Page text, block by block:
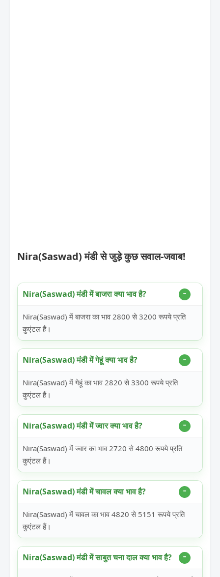
Nira(Saswad) मंडी से जुड़े कुछ सवाल-जवाब!
Nira(Saswad) मंडी में बाजरा क्या भाव है?
Nira(Saswad) में बाजरा का भाव 2800 से 3200 रूपये प्रति
कुएंटल हैं।
Nira(Saswad) मंडी में गेहूं क्या भाव है?
Nira(Saswad) में गेहूं का भाव 2820 से 3300 रूपये प्रति
कुएंटल हैं।
Nira(Saswad) मंडी में ज्वार क्या भाव है?
Nira(Saswad) में ज्वार का भाव 2720 से 4800 रूपये प्रति
कुएंटल हैं।
Nira(Saswad) मंडी में चावल क्या भाव है?
Nira(Saswad) में चावल का भाव 4820 से 5151 रूपये प्रति
कुएंटल हैं।
Nira(Saswad) मंडी में साबुत चना दाल क्या भाव है?